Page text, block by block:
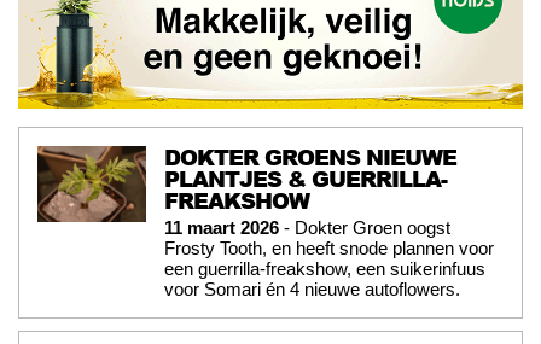
DOKTER GROENS NIEUWE
PLANTJES & GUERRILLA-
FREAKSHOW
11 maart 2026 - Dokter Groen oogst
Frosty Tooth, en heeft snode plannen voor
een guerrilla-freakshow, een suikerinfuus
voor Somari én 4 nieuwe autoflowers.